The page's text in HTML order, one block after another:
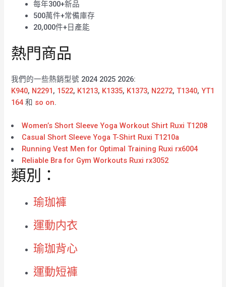
每年300+新品
500萬件+常備庫存
20,000件+日產能
熱門商品
我們的一些熱銷型號 2024 2025 2026:
K940, N2291, 1522, K1213, K1335, K1373, N2272,T1340,YT1
164 和 so on.
Women’s Short Sleeve Yoga Workout Shirt Ruxi T1208
Casual Short Sleeve Yoga T-Shirt Ruxi T1210a
Running Vest Men for Optimal Training Ruxi rx6004
Reliable Bra for Gym Workouts Ruxi rx3052
類別：
瑜珈褲
運動内衣
瑜珈背心
運動短褲